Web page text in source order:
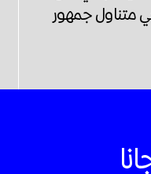
متناول جمهور